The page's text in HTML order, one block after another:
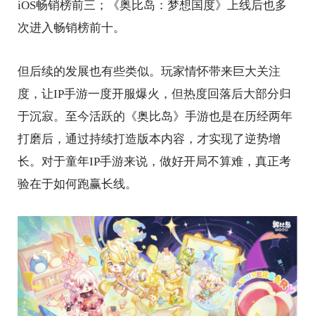
iOS畅销榜前三；《奥比岛：梦想国度》上线后也多
次进入畅销榜前十。
但后续的发展也有些类似。玩家情怀带来巨大关注
度，让IP手游一度开服爆火，但热度回落后大部分归
于沉寂。至今活跃的《奥比岛》手游也是在历经两年
打磨后，通过持续打造版本内容，才实现了逆势增
长。对于童年IP手游来说，做好开局不算难，真正考
验在于如何跑赢长线。